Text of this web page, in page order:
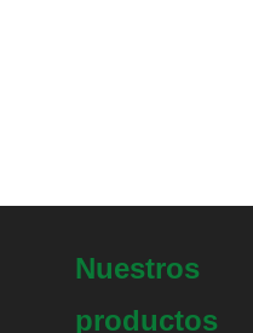
Nuestros
productos